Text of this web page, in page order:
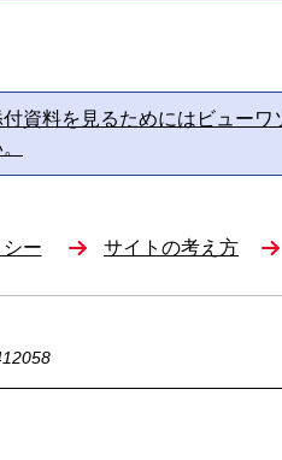
付資料を見るためにはビュー
ー サイトの考え方